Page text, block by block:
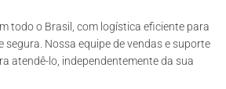
todo o Brasil, com logística eficiente para
Nossa equipe de vendas e suporte
atendê-lo, independentemente da sua